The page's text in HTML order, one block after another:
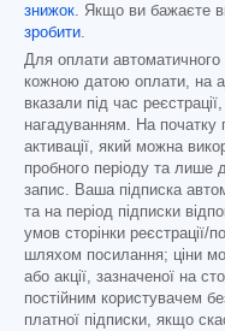
знижок . Якщо ви бажаєте
зробити
Для оплати
кожною датою оплати, на
вказали під час
нагадуванням. На початку
активації, який можна
пробного періоду та лише
запис. Ваша підписка
та на період підписки
умов сторінки реєстрації/
шляхом посилання; ціни
або акції, зазначеної на
постійним користувачем
платної підписки, якщо